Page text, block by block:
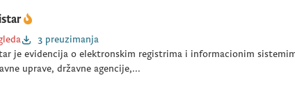
3 preuzimanja
je evidencija o elektronskim registrima i informacionim
uprave, državne agencije,...